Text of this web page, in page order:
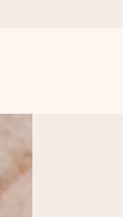
cela compte le plus.
sommes présents).